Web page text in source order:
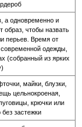
а одновременно и
образ, чтобы назвать
перьев. Время от
одежды,
(собранный из ярких
майки, блузки,
цельнокроеная,
крючки или
застежки